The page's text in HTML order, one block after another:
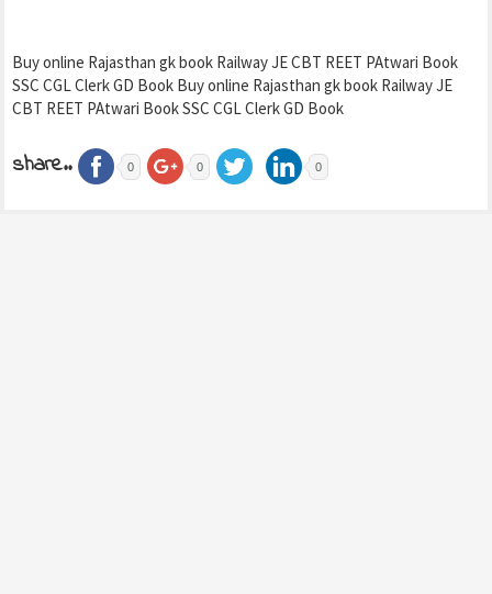
Buy online Rajasthan gk book Railway JE CBT REET PAtwari Book
SSC CGL Clerk GD Book Buy online Rajasthan gk book Railway JE
CBT REET PAtwari Book SSC CGL Clerk GD Book
share.. 0 0 0